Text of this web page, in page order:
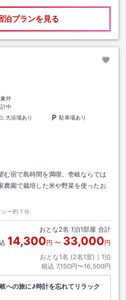
泊プランを見る
外
中
大浴場あり
駐車場あり
む宿で島時間を満喫。壱岐ならでは
農園で栽培した米や野菜を使ったお
ー約７分
おとな2名 1泊1部屋 合計
14,300円 〜 33,000円
おとな1名 (2名1室)｜ 1泊
税込 7,150円〜16,500円
への旅に♪時計を忘れてリラック